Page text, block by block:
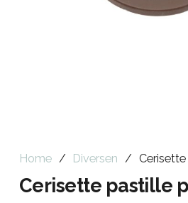
Home / Diversen /
Cerisette pastille